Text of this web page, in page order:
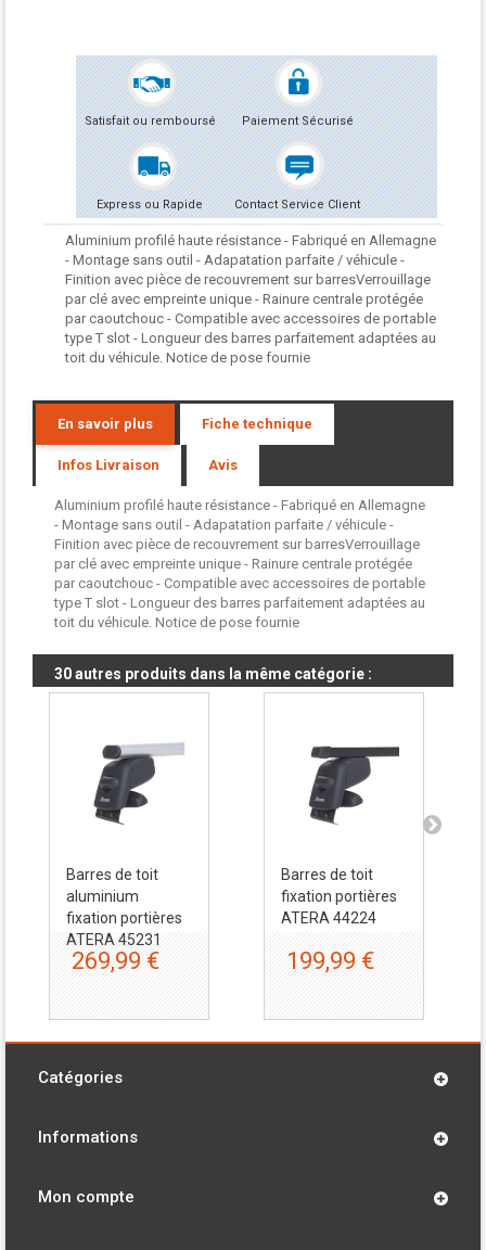
Satisfait ou remboursé Paiement Sécurisé
Express ou Rapide Contact Service Client
Aluminium profilé haute résistance - Fabriqué en Allemagne
- Montage sans outil - Adapatation parfaite / véhicule -
Finition avec pièce de recouvrement sur barresVerrouillage
par clé avec empreinte unique - Rainure centrale protégée
par caoutchouc - Compatible avec accessoires de portable
type T slot - Longueur des barres parfaitement adaptées au
toit du véhicule. Notice de pose fournie
En savoir plus Fiche technique
Infos Livraison Avis
Aluminium profilé haute résistance - Fabriqué en Allemagne
- Montage sans outil - Adapatation parfaite / véhicule -
Finition avec pièce de recouvrement sur barresVerrouillage
par clé avec empreinte unique - Rainure centrale protégée
par caoutchouc - Compatible avec accessoires de portable
type T slot - Longueur des barres parfaitement adaptées au
toit du véhicule. Notice de pose fournie
30 autres produits dans la même catégorie :
Barres de toit
aluminium
fixation portières
ATERA 45231
269,99 €
Barres de toit
fixation portières
ATERA 44224
199,99 €
Catégories
Informations
Mon compte